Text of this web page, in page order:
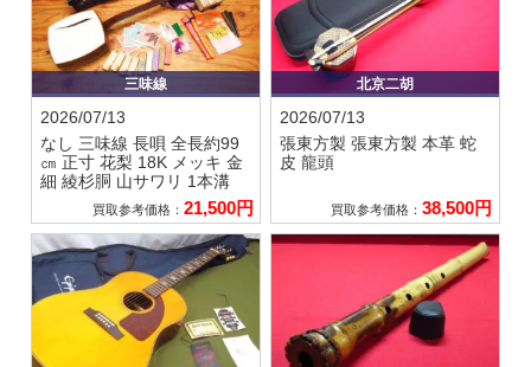
三味線
2026/07/13
なし 三味線 長唄 全長約99
㎝ 正寸 花梨 18K メッキ 金
細 綾杉胴 山サワリ 1本溝
買取参考価格： 21,500円
北京二胡
2026/07/13
張東方製 張東方製 本革 蛇
皮 龍頭
買取参考価格：38,500円